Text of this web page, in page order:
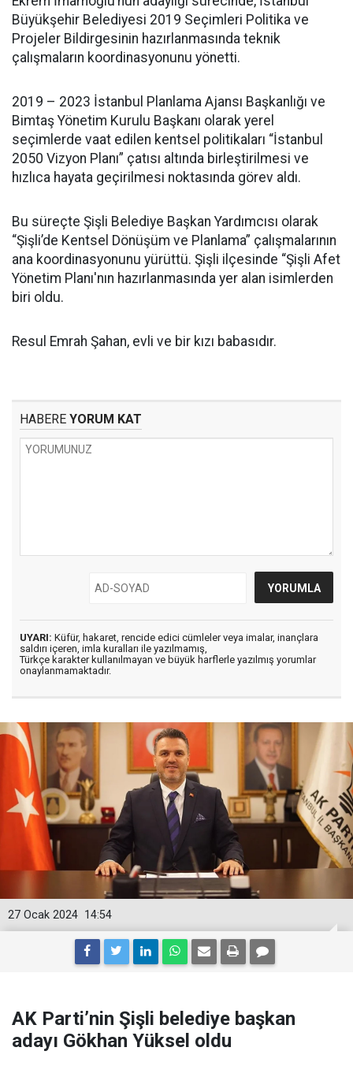
Büyükşehir Belediyesi 2019 Seçimleri Politika ve
Projeler Bildirgesinin hazırlanmasında teknik
çalışmaların koordinasyonunu yönetti.
2019 – 2023 İstanbul Planlama Ajansı Başkanlığı ve
Bimtaş Yönetim Kurulu Başkanı olarak yerel
seçimlerde vaat edilen kentsel politikaları “İstanbul
2050 Vizyon Planı” çatısı altında birleştirilmesi ve
hızlıca hayata geçirilmesi noktasında görev aldı.
Bu süreçte Şişli Belediye Başkan Yardımcısı olarak
“Şişli’de Kentsel Dönüşüm ve Planlama” çalışmalarının
ana koordinasyonunu yürüttü. Şişli ilçesinde “Şişli Afet
Yönetim Planı'nın hazırlanmasında yer alan isimlerden
biri oldu.
Resul Emrah Şahan, evli ve bir kızı babasıdır.
HABERE YORUM KAT
UYARI: Küfür, hakaret, rencide edici cümleler veya imalar, inançlara
saldırı içeren, imla kuralları ile yazılmamış,
Türkçe karakter kullanılmayan ve büyük harflerle yazılmış yorumlar
onaylanmamaktadır.
14:54
27 Ocak 2024
AK Parti’nin Şişli belediye başkan
adayı Gökhan Yüksel oldu